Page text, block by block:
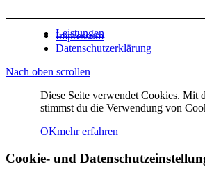
Leistungen
Impressum
Datenschutzerklärung
Nach oben scrollen
Diese Seite verwendet Cookies. Mit
stimmst du die Verwendung von
OKmehr erfahren
Cookie- und